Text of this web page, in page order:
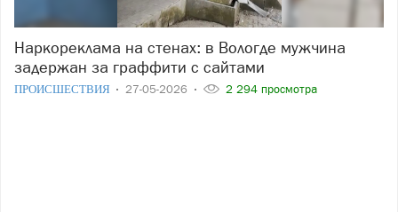
Наркореклама на стенах: в Вологде мужчина
задержан за граффити с сайтами
ПРОИСШЕСТВИЯ 27-05-2026 2 294 просмотра